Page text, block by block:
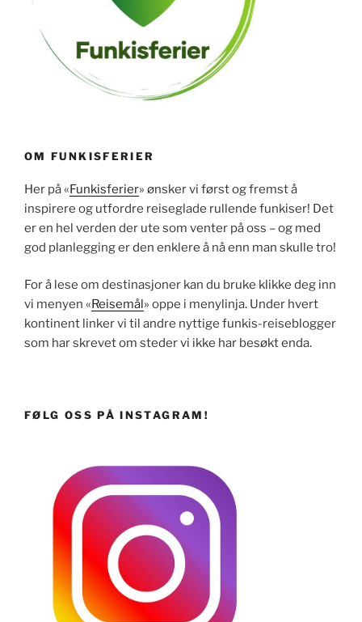
OM FUNKISFERIER
Her på «Funkisferier» ønsker vi først og fremst å
inspirere og utfordre reiseglade rullende funkiser! Det
er en hel verden der ute som venter på oss – og med
god planlegging er den enklere å nå enn man skulle tro!
For å lese om destinasjoner kan du bruke klikke deg inn
vi menyen «Reisemål» oppe i menylinja. Under hvert
kontinent linker vi til andre nyttige funkis-reiseblogger
som har skrevet om steder vi ikke har besøkt enda.
FØLG OSS PÅ INSTAGRAM!